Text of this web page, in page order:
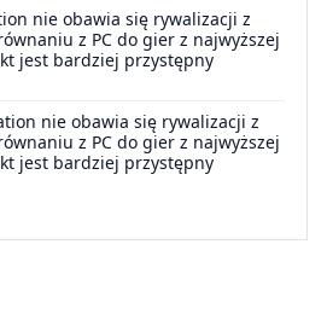
nie obawia się rywalizacji z
z PC do gier z najwyższej
jest bardziej przystępny
nie obawia się rywalizacji z
z PC do gier z najwyższej
jest bardziej przystępny